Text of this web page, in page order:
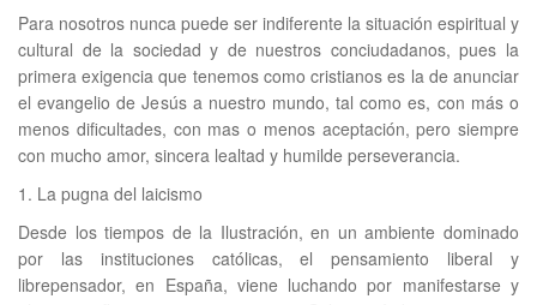
Para nosotros nunca puede ser indiferente la situación espiritual y
cultural de la sociedad y de nuestros conciudadanos, pues la
primera exigencia que tenemos como cristianos es la de anunciar
el evangelio de Jesús a nuestro mundo, tal como es, con más o
menos dificultades, con mas o menos aceptación, pero siempre
con mucho amor, sincera lealtad y humilde perseverancia.
1. La pugna del laicismo
Desde los tiempos de la Ilustración, en un ambiente dominado
por las instituciones católicas, el pensamiento liberal y
librepensador, en España, viene luchando por manifestarse y